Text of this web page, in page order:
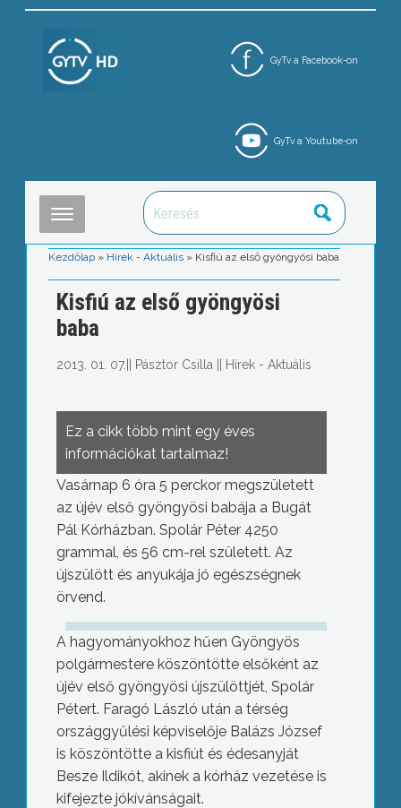
GyTv a Facebook-on
GyTv a Youtube-on
Kezdőlap » Hírek - Aktuális » Kisfiú az első gyöngyösi baba
Kisfiú az első gyöngyösi
baba
2013. 01. 07. Pásztor Csilla Hírek - Aktuális
Ez a cikk több mint egy éves
információkat tartalmaz!
Vasárnap 6 óra 5 perckor megszületett
az újév első gyöngyösi babája a Bugát
Pál Kórházban. Spolár Péter 4250
grammal, és 56 cm-rel született. Az
újszülött és anyukája jó egészségnek
örvend.
A hagyományokhoz hűen Gyöngyös
polgármestere köszöntötte elsőként az
újév első gyöngyösi újszülöttjét, Spolár
Pétert. Faragó László után a térség
országgyűlési képviselője Balázs József
is köszöntötte a kisfiút és édesanyját
Besze Ildikót, akinek a kórház vezetése is
kifejezte jókívánságait.